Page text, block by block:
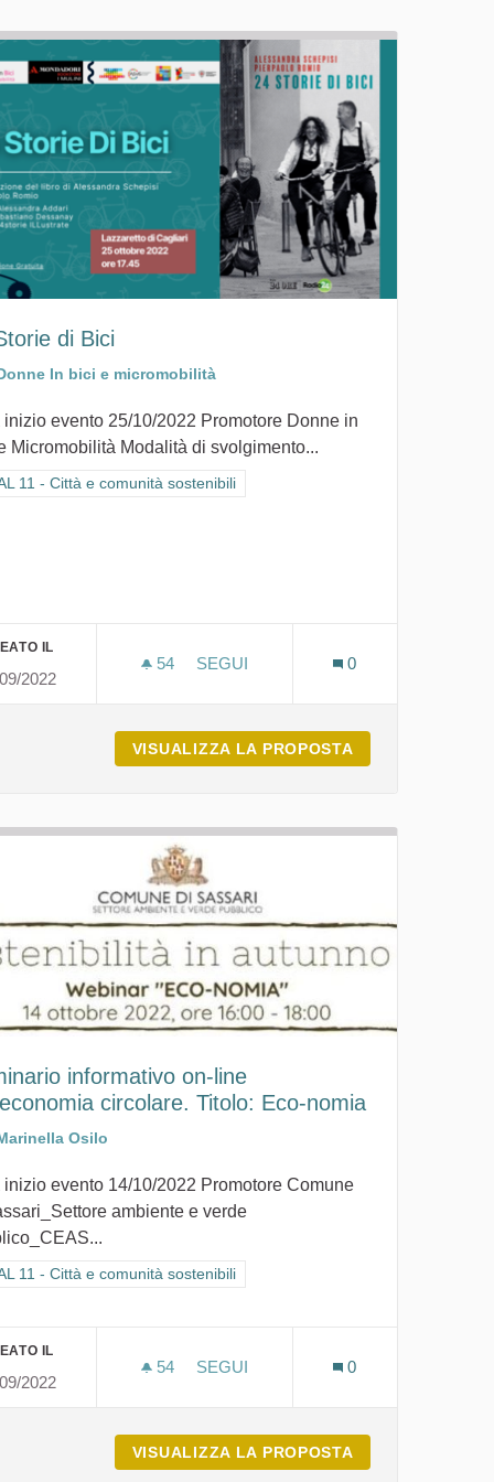
SOCIALE
RESPONSABILITÀ SOCIALE
di Bici
In bici e micromobilità
inizio evento 25/10/2022 Promotore Donne in
Micromobilità Modalità di svolgimento...
i risultati per categoria: GOAL 11 - Città e comunità sostenibili
11 - Città e comunità sostenibili
IL
2022
54 54 SOSTENITORI
SEGUI
0
VISUALIZZA LA PROPOSTA
TUVIXEDDU VIVE
informativo on-line
circolare. Titolo: Eco-nomia
Osilo
inizio evento 14/10/2022 Promotore Comune
ambiente e verde
i risultati per categoria: GOAL 11 - Città e comunità sostenibili
11 - Città e comunità sostenibili
IL
2022
54 54 SOSTENITORI
SEGUI
0
VISUALIZZA LA PROPOSTA